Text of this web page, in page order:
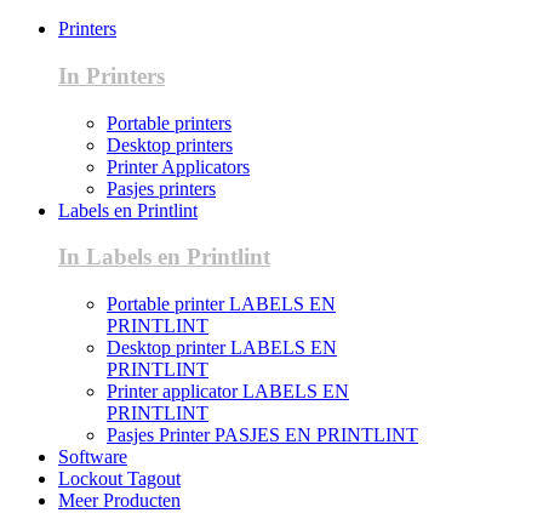
Printers
In Printers
Portable printers
Desktop printers
Printer Applicators
Pasjes printers
Labels en Printlint
In Labels en Printlint
Portable printer LABELS EN
PRINTLINT
Desktop printer LABELS EN
PRINTLINT
Printer applicator LABELS EN
PRINTLINT
Pasjes Printer PASJES EN PRINTLINT
Software
Lockout Tagout
Meer Producten